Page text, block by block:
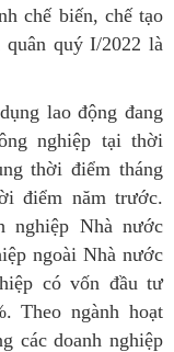
chế biến, chế tạo
quý I/2022 là
lao động đang
nghiệp tại thời
thời điểm tháng
điểm năm trước.
nghiệp Nhà nước
ngoài Nhà nước
có vốn đầu tư
Theo ngành hoạt
các doanh nghiệp